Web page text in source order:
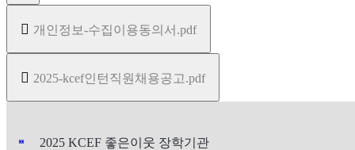
개인정보-수집이용동의서.pdf
2025-kcef인턴직원채용공고.pdf
« 2025 KCEF 좋은이웃 장학기관
»